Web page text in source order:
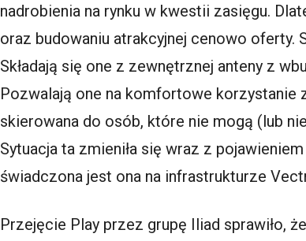
nadrobienia na rynku w kwestii zasięgu.
oraz budowaniu atrakcyjnej cenowo oferty.
Składają się one z zewnętrznej anteny z
Pozwalają one na komfortowe korzystanie
skierowana do osób, które nie mogą (lub
Sytuacja ta zmieniła się wraz z
świadczona jest ona na infrastrukturze
Przejęcie Play przez grupę Iliad sprawiło,